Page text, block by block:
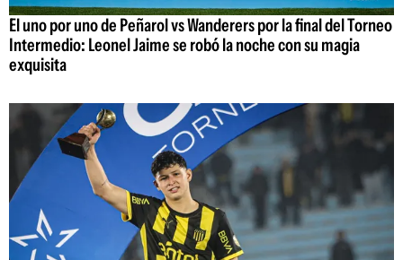
El uno por uno de Peñarol vs Wanderers por la final del Torneo
Intermedio: Leonel Jaime se robó la noche con su magia
exquisita